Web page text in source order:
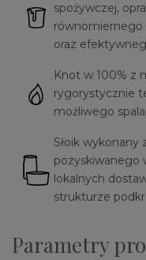
spożywczej,
równomiernego
oraz
Knot w 100% z
rygorystycznie
możliwego
Słoik wykonany
pozyskiwanego
lokalnych
strukturze
Parametry